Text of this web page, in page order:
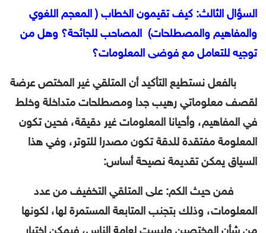
السؤال الثالث: كيف تقيمون الخطاب ( المعجم اللغوي
والمفاهيم والمصطلحات) المصاحب للجائحة؟ وهل من
توجيه للتعامل مع فوضى المعلومات؟
بالفعل نستطيع التأكيد أن المتلقي غير المختص عرضة
لقصف معلوماتي رهيب جدا ومصطلحات متداخلة وخلط
في المفاهيم، وأحيانا المعلومات غير دقيقة، فحين تكون
المعلومة مفتقدة للدقة تكون مصدرا للتوتر، وفي هذا
السياق يمكن تقديمة نصيحة أساس:
فمن حيث الكم: على المتلقي التخفيف من عدد
المعلومات، وذلك بتجنب المتابعة المستمرة لها، لكونها